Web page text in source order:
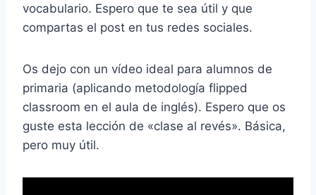
vocabulario. Espero que te sea útil y que
compartas el post en tus redes sociales.
Os dejo con un vídeo ideal para alumnos de
primaria (aplicando metodología flipped
classroom en el aula de inglés). Espero que os
guste esta lección de «clase al revés». Básica,
pero muy útil.